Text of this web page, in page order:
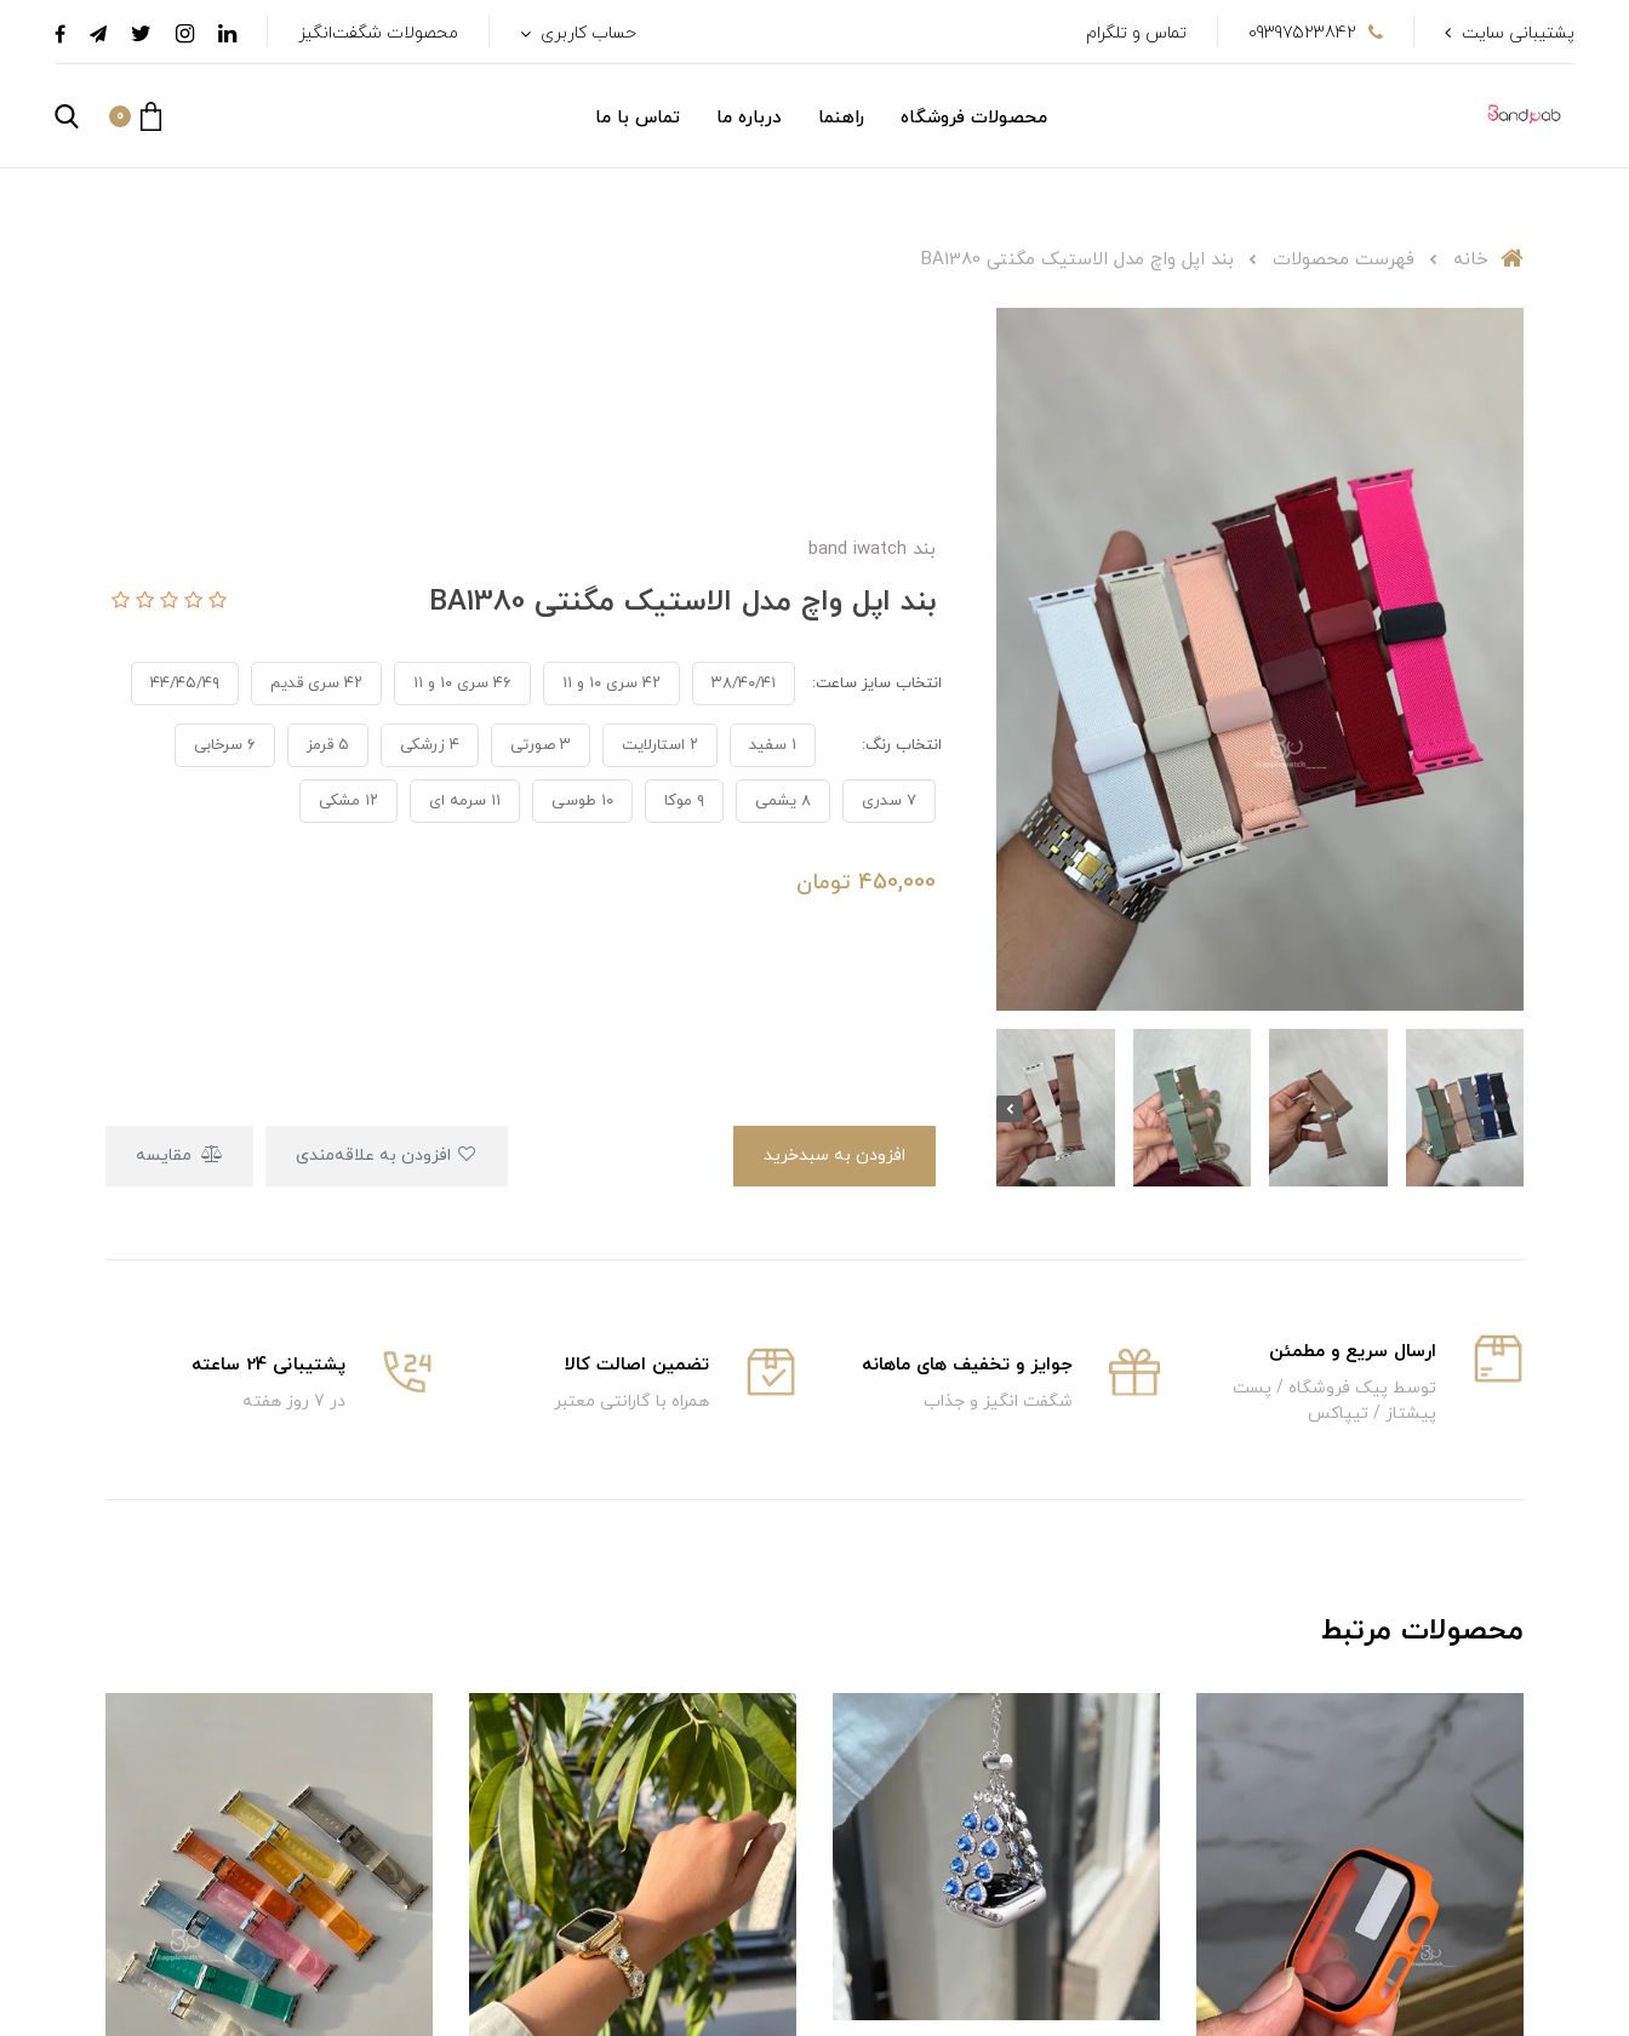
پشتیبانی سایت 09397523842 تماس و تلگرام حساب کاربری محصولات شگفت‌انگیز
محصولات فروشگاه راهنما درباره ما تماس با ما 0
خانه فهرست محصولات بند اپل واچ مدل الاستیک مگنتی BA1380
بند band iwatch
بند اپل واچ مدل الاستیک مگنتی BA1380
انتخاب سایز ساعت: ۳۸/۴۰/۴۱ ۴۲ سری ۱۰ و ۱۱ ۴۶ سری ۱۰ و ۱۱ ۴۲ سری قدیم ۴۴/۴۵/۴۹
انتخاب رنگ: ۱ سفید ۲ استارلایت ۳ صورتی ۴ زرشکی ۵ قرمز ۶ سرخابی
۷ سدری ۸ یشمی ۹ موکا ۱۰ طوسی ۱۱ سرمه ای ۱۲ مشکی
450,000 تومان
افزودن به سبدخرید مقایسه
ارسال سریع و‌ مطمئن
توسط پیک فروشگاه / پست
پیشتاز / تیپاکس
جوایز و تخفیف های ماهانه
شگفت انگیز و جذاب
تضمین اصالت کالا
همراه با گارانتی معتبر
پشتیبانی 24 ساعته
در 7 روز هفته
محصولات مرتبط